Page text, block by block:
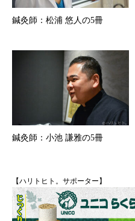
鍼灸師：松浦 悠人の5冊
鍼灸師：小池 謙雅の5冊
【ハリトヒト。サポーター】